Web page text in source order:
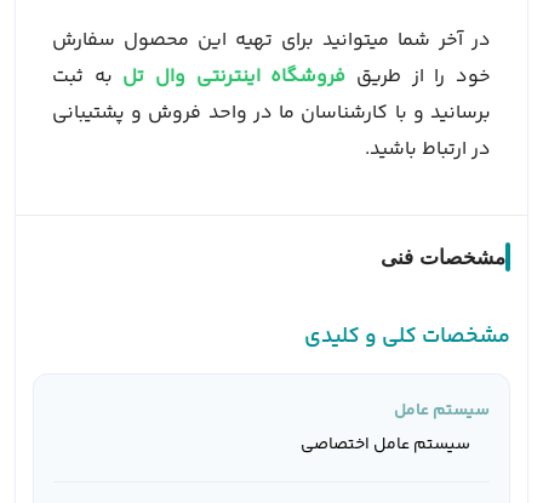
در آخر شما میتوانید برای تهیه این محصول سفارش
خود را از طریق فروشگاه اینترنتی وال تل به ثبت
برسانید و با کارشناسان ما در واحد فروش و پشتیبانی
در ارتباط باشید.
مشخصات فنی
مشخصات کلی و کلیدی
سیستم عامل
سیستم عامل اختصاصی